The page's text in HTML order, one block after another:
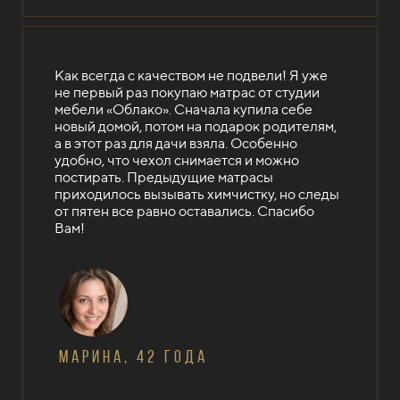
Как всегда с качеством не подвели! Я уже
не первый раз покупаю матрас от студии
мебели «Облако». Сначала купила себе
новый домой, потом на подарок родителям,
а в этот раз для дачи взяла. Особенно
удобно, что чехол снимается и можно
постирать. Предыдущие матрасы
приходилось вызывать химчистку, но следы
от пятен все равно оставались. Спасибо
Вам!
Марина, 42 года